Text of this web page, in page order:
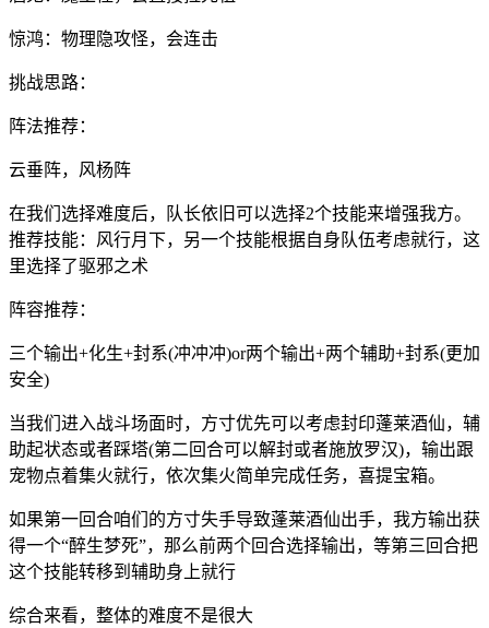
惊鸿：物理隐攻怪，会连击
挑战思路：
阵法推荐：
云垂阵，风杨阵
在我们选择难度后，队长依旧可以选择2个技能来增强我方。
推荐技能：风行月下，另一个技能根据自身队伍考虑就行，这
里选择了驱邪之术
阵容推荐：
三个输出+化生+封系(冲冲冲)or两个输出+两个辅助+封系(更加
安全)
当我们进入战斗场面时，方寸优先可以考虑封印蓬莱酒仙，辅
助起状态或者踩塔(第二回合可以解封或者施放罗汉)，输出跟
宠物点着集火就行，依次集火简单完成任务，喜提宝箱。
如果第一回合咱们的方寸失手导致蓬莱酒仙出手，我方输出获
得一个“醉生梦死”，那么前两个回合选择输出，等第三回合把
这个技能转移到辅助身上就行
综合来看，整体的难度不是很大